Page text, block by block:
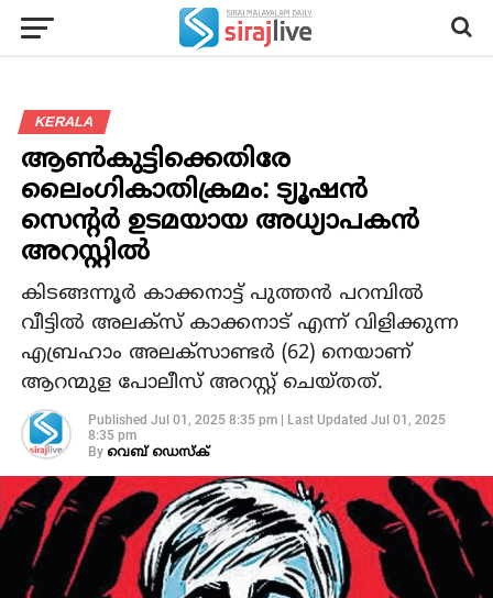
KERALA
ആണ്‍കുട്ടിക്കെതിരേ
ലൈംഗികാതിക്രമം: ട്യൂഷന്‍
സെന്റര്‍ ഉടമയായ അധ്യാപകന്‍
അറസ്റ്റില്‍
കിടങ്ങന്നൂര്‍ കാക്കനാട്ട് പുത്തന്‍ പറമ്പില്‍
വീട്ടില്‍ അലക്സ് കാക്കനാട് എന്ന് വിളിക്കുന്ന
എബ്രഹാം അലക്സാണ്ടര്‍ (62) നെയാണ്
ആറന്മുള പോലീസ് അറസ്റ്റ് ചെയ്തത്.
Published Jul 01, 2025 8:35 pm| Last Updated Jul 01, 2025
8:35 pm
By വെബ് ഡെസ്‌ക്